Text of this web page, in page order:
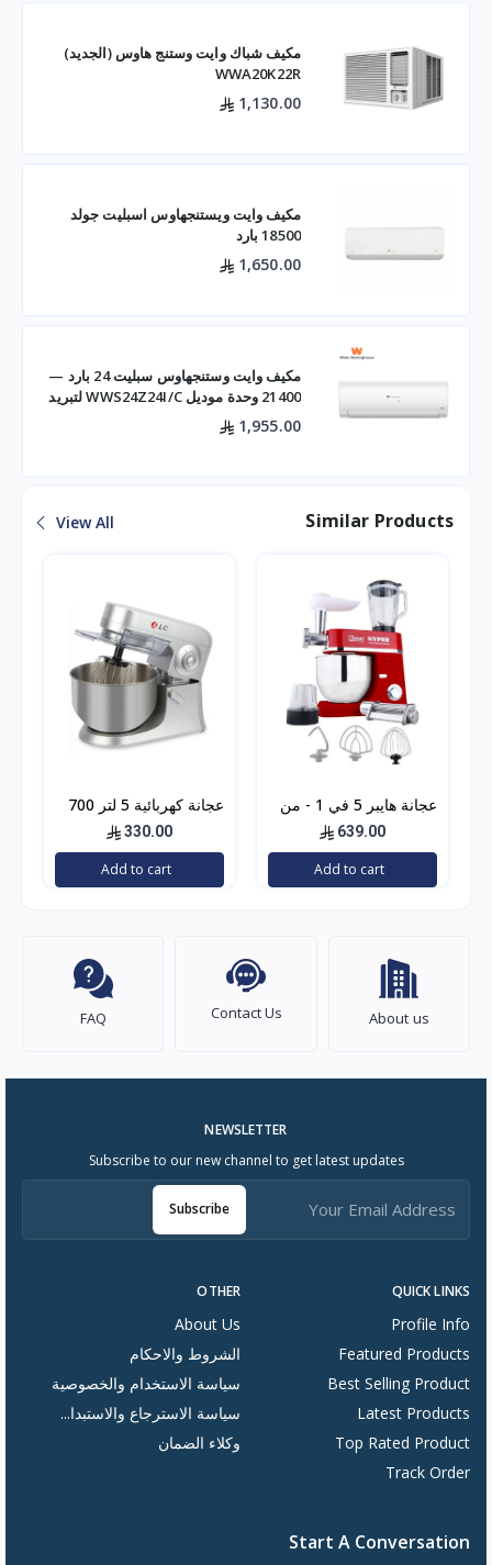
مكيف شباك وايت وستنج هاوس (الجديد)
WWA20K22R
1,130.00
مكيف وايت ويستنجهاوس اسبليت جولد
18500 بارد
1,650.00
مكيف وايت وستنجهاوس سبليت 24 بارد —
21400 وحدة موديل WWS24Z24I/C لتبريد
فعال للم
1,955.00
Similar Products
View All
عجانة هايبر 5 في 1 - من
639.00
Add to cart
عجانة كهربائية 5 لتر 700
واط من 37513-DLC330.00
Add to cart
About us
Contact Us
FAQ
QUICK LINKS
Profile Info
Featured Products
Best Selling Product
Latest Products
Top Rated Product
Track Order
OTHER
About Us
الشروط والاحكام
سياسة الاستخدام والخصوصية
سياسة الاسترجاع والاستبدا...
وكلاء الضمان
NEWSLETTER
Subscribe to our new channel to get latest updates
Subscribe
Start A Conversation